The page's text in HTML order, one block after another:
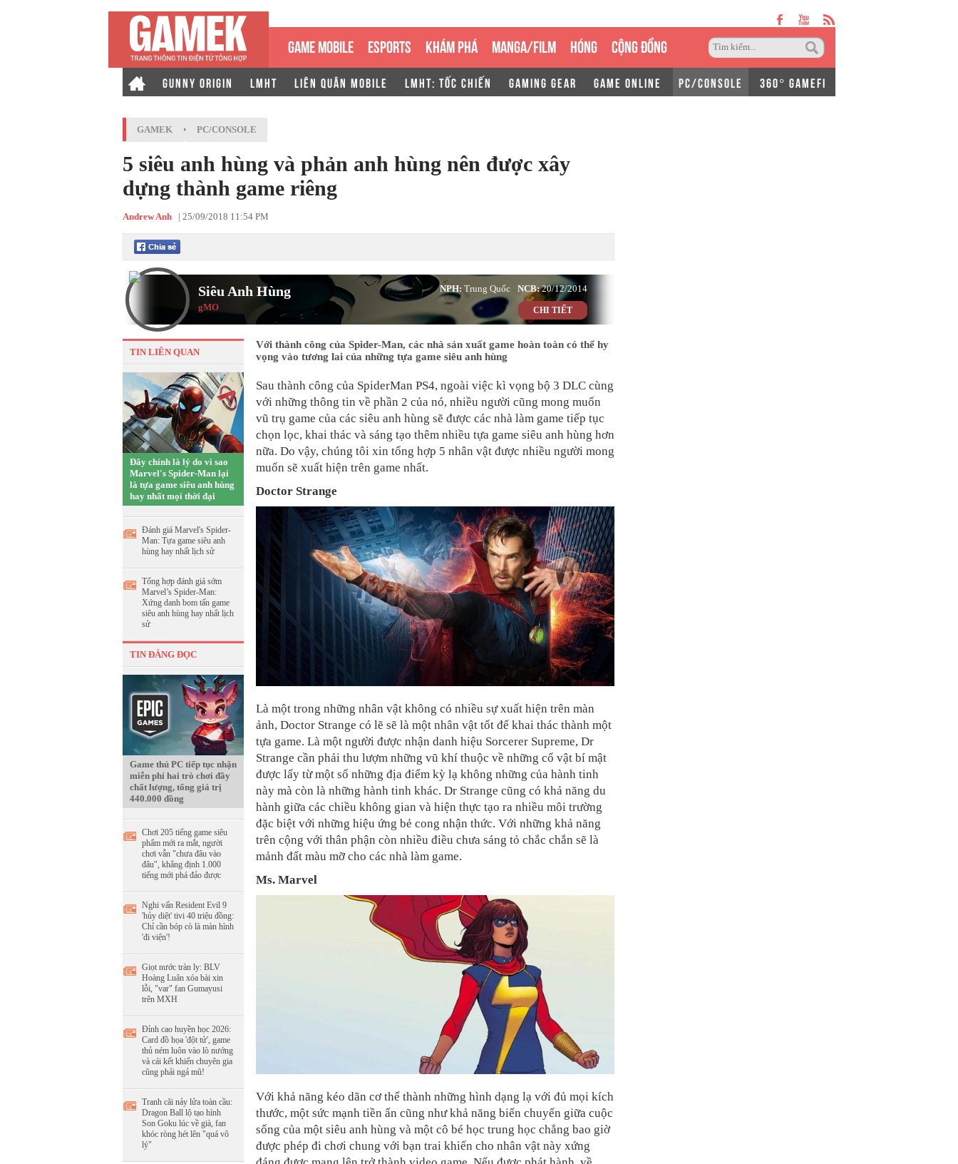
GAME MOBILE ESPORTS KHÁM PHÁ MANGA/FILM HÓNG CỘNG ĐỒNG
GUNNY ORIGIN LMHT LIÊN QUÂN MOBILE LMHT: TỐC CHIẾN GAMING GEAR GAME ONLINE PC/CONSOLE 360° GAMEFI
GAMEK › PC/CONSOLE
5 siêu anh hùng và phản anh hùng nên được xây
dựng thành game riêng
Andrew Anh | 25/09/2018 11:54 PM
Siêu Anh Hùng
gMO
20/12/2014
NCB:
Trung Quốc
NPH:
CHI TIẾT
TIN LIÊN QUAN
Đây chính là lý do vì sao
Marvel's Spider-Man lại
là tựa game siêu anh hùng
hay nhất mọi thời đại
Đánh giá Marvel's Spider-
Man: Tựa game siêu anh
hùng hay nhất lịch sử
Tổng hợp đánh giá sớm
Marvel’s Spider-Man:
Xứng danh bom tấn game
siêu anh hùng hay nhất lịch
sử
TIN ĐÁNG ĐỌC
Game thủ PC tiếp tục nhận
miễn phí hai trò chơi đầy
chất lượng, tổng giá trị
440.000 đồng
Chơi 205 tiếng game siêu
phẩm mới ra mắt, người
chơi vẫn "chưa đâu vào
đâu", khẳng định 1.000
tiếng mới phá đảo được
Nghi vấn Resident Evil 9
'hủy diệt' tivi 40 triệu đồng:
Chỉ cần bóp cò là màn hình
'đi viện'!
Giọt nước tràn ly: BLV
Hoàng Luân xóa bài xin
lỗi, "var" fan Gumayusi
trên MXH
Đỉnh cao huyền học 2026:
Card đồ họa 'đột tử', game
thủ ném luôn vào lò nướng
và cái kết khiến chuyên gia
cũng phải ngả mũ!
Tranh cãi nảy lửa toàn cầu:
Dragon Ball lộ tạo hình
Son Goku lúc về già, fan
khóc ròng hét lên "quá vô
lý"
Với thành công của Spider-Man, các nhà sản xuất game hoàn toàn có thể hy
vọng vào tương lai của những tựa game siêu anh hùng
Sau thành công của SpiderMan PS4, ngoài việc kì vọng bộ 3 DLC cùng
với những thông tin về phần 2 của nó, nhiều người cũng mong muốn
vũ trụ game của các siêu anh hùng sẽ được các nhà làm game tiếp tục
chọn lọc, khai thác và sáng tạo thêm nhiều tựa game siêu anh hùng hơn
nữa. Do vậy, chúng tôi xin tổng hợp 5 nhân vật được nhiều người mong
muốn sẽ xuất hiện trên game nhất.
Doctor Strange
Là một trong những nhân vật không có nhiều sự xuất hiện trên màn
ảnh, Doctor Strange có lẽ sẽ là một nhân vật tốt để khai thác thành một
tựa game. Là một người được nhận danh hiệu Sorcerer Supreme, Dr
Strange cần phải thu lượm những vũ khí thuộc về những cổ vật bí mật
được lấy từ một số những địa điểm kỳ lạ không những của hành tinh
này mà còn là những hành tinh khác. Dr Strange cũng có khả năng du
hành giữa các chiều không gian và hiện thực tạo ra nhiều môi trường
đặc biệt với những hiệu ứng bẻ cong nhận thức. Với những khả năng
trên cộng với thân phận còn nhiều điều chưa sáng tỏ chắc chắn sẽ là
mảnh đất màu mỡ cho các nhà làm game.
Ms. Marvel
Với khả năng kéo dãn cơ thể thành những hình dạng lạ với đủ mọi kích
thước, một sức mạnh tiền ẩn cũng như khả năng biến chuyển giữa cuộc
sống của một siêu anh hùng và một cô bé học trung học chẳng bao giờ
được phép đi chơi chung với bạn trai khiến cho nhân vật này xứng